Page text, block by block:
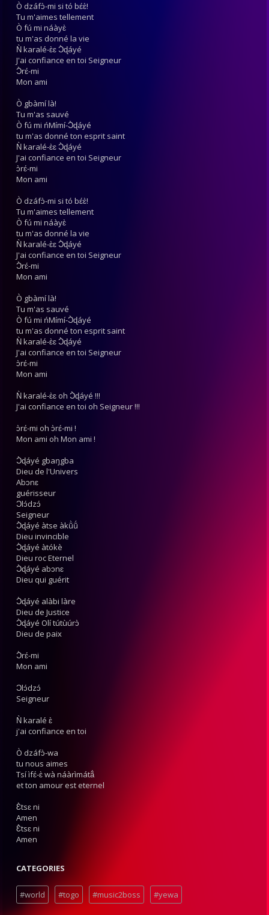
Ò dzáfɔ̀-mi si tó bɛ́ɛ̀!
Tu m'aimes tellement
Ò fú mi náàyɛ̀
tu m'as donné la vie
Ǹ karalé-ɛ̀ɛ Ɔ̀ɖáyé
J'ai confiance en toi Seigneur
Ɔ̀rɛ́-mi
Mon ami
Ò gbàmí là!
Tu m'as sauvé
Ò fú mi ńMímí-Ɔ̀ɖáyé
tu m'as donné ton esprit saint
Ǹ karalé-ɛ̀ɛ Ɔ̀ɖáyé
J'ai confiance en toi Seigneur
ɔ̀rɛ́-mi
Mon ami
Ò dzáfɔ̀-mi si tó bɛ́ɛ̀!
Tu m'aimes tellement
Ò fú mi náàyɛ̀
tu m'as donné la vie
Ǹ karalé-ɛ̀ɛ Ɔ̀ɖáyé
J'ai confiance en toi Seigneur
Ɔ̀rɛ́-mi
Mon ami
Ò gbàmí là!
Tu m'as sauvé
Ò fú mi ńMímí-Ɔ̀ɖáyé
tu m'as donné ton esprit saint
Ǹ karalé-ɛ̀ɛ Ɔ̀ɖáyé
J'ai confiance en toi Seigneur
ɔ̀rɛ́-mi
Mon ami
Ǹ karalé-ɛ̀ɛ oh Ɔ̀ɖáyé !!!
J'ai confiance en toi oh Seigneur !!!
ɔ̀rɛ́-mi oh ɔ̀rɛ́-mi !
Mon ami oh Mon ami !
Ɔ̀ɖáyé gbaŋgba
Dieu de l'Univers
Abɔnɛ
guérisseur
Ɔlɔ́dzɔ́
Seigneur
Ɔ̀ɖáyé àtse àkũ̀ṹ
Dieu invincible
Ɔ̀ɖáyé àtókè
Dieu roc Eternel
Ɔ̀ɖáyé abɔnɛ
Dieu qui guérit
Ɔ̀ɖáyé alàbi làre
Dieu de Justice
Ɔ̀ɖáyé Olí tútùúrɔ̀
Dieu de paix
Ɔ̀rɛ́-mi
Mon ami
Ɔlɔ́dzɔ́
Seigneur
Ǹ karalé ɛ̀
j'ai confiance en toi
Ò dzáfɔ̀-wa
tu nous aimes
Tsí ìfɛ́-ɛ̀ wà náàrìmátã́
et ton amour est eternel
Ɛ̀tsɛ ni
Amen
Ɛ̀tsɛ ni
Amen
CATEGORIES
#world #togo #music2boss #yewa